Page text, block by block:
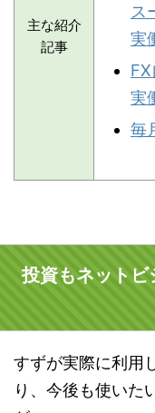
主な紹介
記事
ス
実
実
毎
投資もネットビ
すずが実際に利用
り、今後も使いた